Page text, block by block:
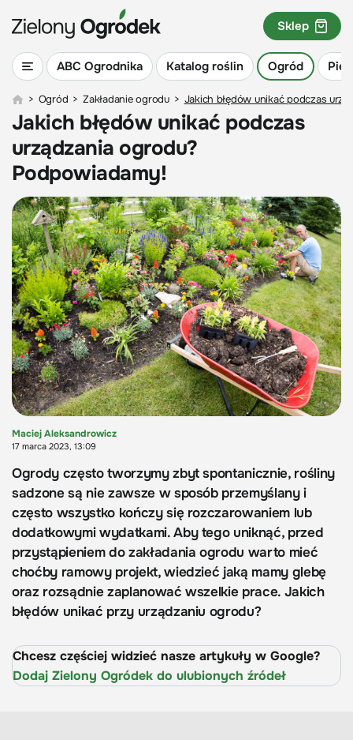
ABC Ogrodnika Katalog roślin Ogród
Sklep
> Ogród > Zakładanie ogrodu > Jakich błędów unikać podczas
Jakich błędów unikać podczas
urządzania ogrodu?
Podpowiadamy!
Maciej Aleksandrowicz
17 marca 2023, 13:09
Ogrody często tworzymy zbyt spontanicznie, rośliny
sadzone są nie zawsze w sposób przemyślany i
często wszystko kończy się rozczarowaniem lub
dodatkowymi wydatkami. Aby tego uniknąć, przed
przystąpieniem do zakładania ogrodu warto mieć
choćby ramowy projekt, wiedzieć jaką mamy glebę
oraz rozsądnie zaplanować wszelkie prace. Jakich
błędów unikać przy urządzaniu ogrodu?
Chcesz częściej widzieć nasze artykuły w Google?
Dodaj Zielony Ogródek do ulubionych źródeł